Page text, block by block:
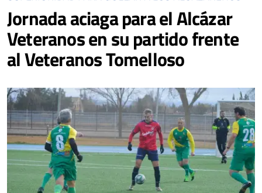
Jornada aciaga para el Alcázar
Veteranos en su partido frente
al Veteranos Tomelloso